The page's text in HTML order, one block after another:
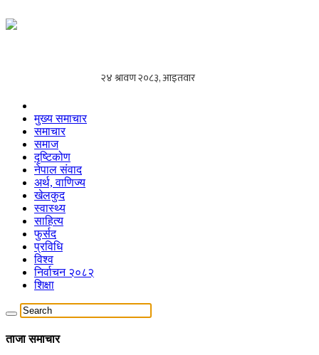
मुख्य समाचार
समाचार
समाज
दृष्टिकोण
नेपाल संवाद
अर्थ, वाणिज्य
खेलकुद
स्वास्थ्य
साहित्य
फुर्सद
प्रविधि
विश्व
निर्वाचन २०८२
शिक्षा
ताजा समाचार